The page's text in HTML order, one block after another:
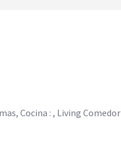
Cocina : , Living Comedor